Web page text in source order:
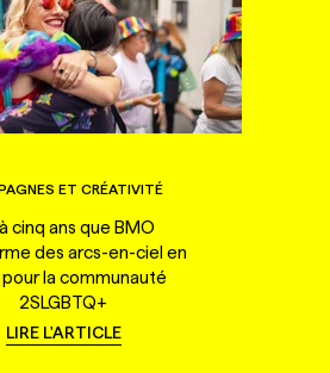
ET CRÉATIVITÉ
cinq ans que BMO
des arcs-en-ciel en
la communauté
2SLGBTQ+
LIRE L'ARTICLE